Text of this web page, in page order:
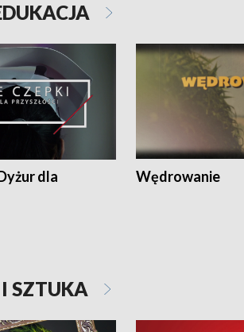
dla
Wędrowanie
SZTUKA